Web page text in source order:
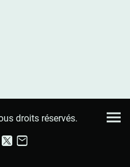
droits réservés.